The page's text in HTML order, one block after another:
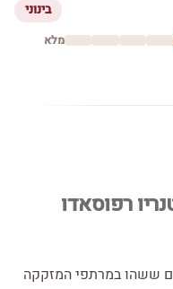
בינוני
מלא
רפוסאדו
ששהו במרתפי המזקקה